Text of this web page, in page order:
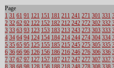
Page
1 31 61 91 121 151 181 211 241 271 301 331
2 32 62 92 122 152 182 212 242 272 302 332
3 33 63 93 123 153 183 213 243 273 303 333
4 34 64 94 124 154 184 214 244 274 304 334
5 35 65 95 125 155 185 215 245 275 305 335
6 36 66 96 126 156 186 216 246 276 306 336
7 37 67 97 127 157 187 217 247 277 307 337
8 38 68 98 128 158 188 218 248 278 308 338